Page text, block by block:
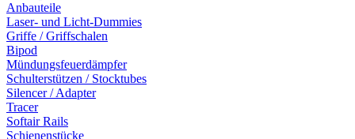
Anbauteile
Laser- und Licht-Dummies
Griffe / Griffschalen
Bipod
Mündungsfeuerdämpfer
Schulterstützen / Stocktubes
Silencer / Adapter
Tracer
Softair Rails
Schienenstücke